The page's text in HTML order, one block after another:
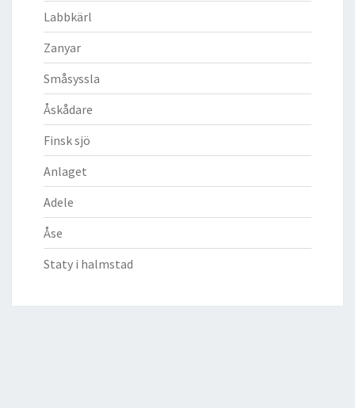
Labbkärl
Zanyar
Småsyssla
Åskådare
Finsk sjö
Anlaget
Adele
Åse
Staty i halmstad